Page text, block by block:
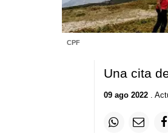
CPF
Una cita
09 ago 2022.